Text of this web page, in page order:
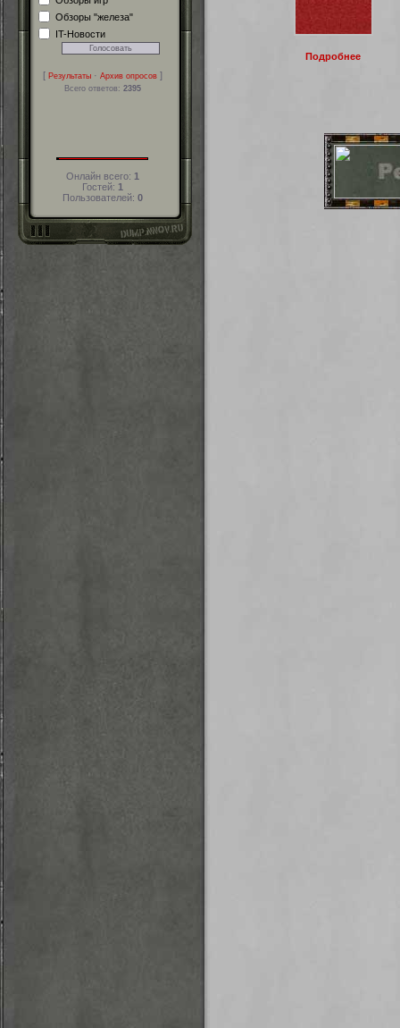
Обзоры "железа"
IT-Новости
[ Результаты· Архив опросов]
Всего ответов: 2395
Онлайн всего: 1
Гостей: 1
Пользователей: 0
Подробнее